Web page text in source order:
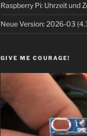
Raspberry Pi: Uhrzeit und
Neue Version: 2026-03
GIVE ME COURAGE!